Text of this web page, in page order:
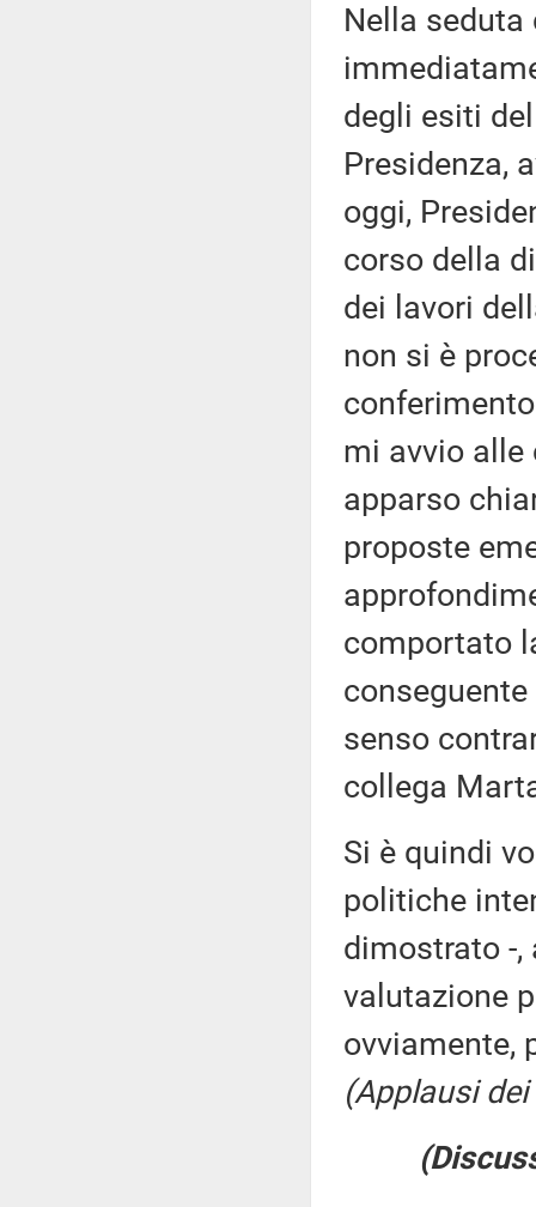
Nella
degli esiti
Presidenza,
oggi,
corso della
dei lavori
non si è
mi avvio alle
apparso
proposte
comportato
senso
collega
Si è quindi
politiche
dimostrato -,
valutazione
ovviamente,
(Applausi